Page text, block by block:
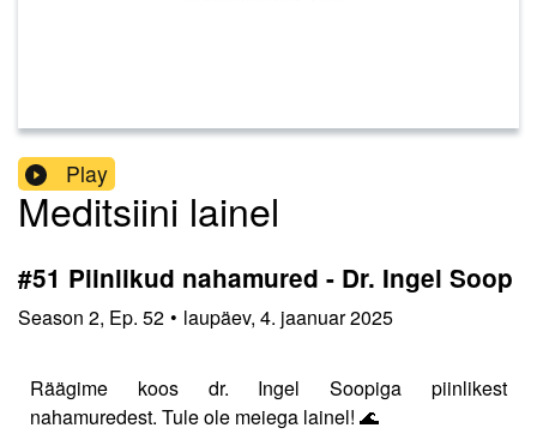
Play
Meditsiini lainel
#51 Piinlikud nahamured - Dr. Ingel Soop
Season 2, Ep. 52 • laupäev, 4. jaanuar 2025
Räägime koos dr. Ingel Soopiga piinlikest
nahamuredest. Tule ole meiega lainel! 🌊